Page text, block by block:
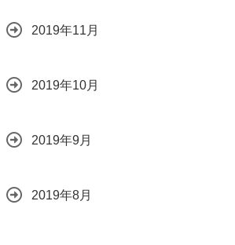
2019年11月
2019年10月
2019年9月
2019年8月